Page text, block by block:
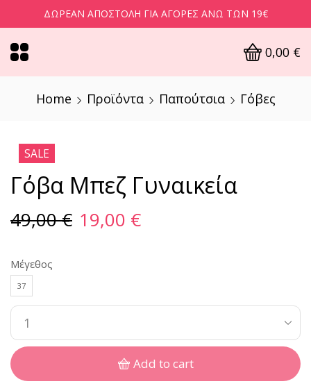
ΔΩΡΕΆΝ ΑΠΟΣΤΟΛΉ ΓΙΑ ΑΓΟΡΈΣ ΆΝΩ ΤΩΝ 19€
0,00 €
Home Προϊόντα Παπούτσια Γόβες
SALE
Γόβα Μπεζ Γυναικεία
49,00€ 19,00 €
Μέγεθος
37
Add to cart